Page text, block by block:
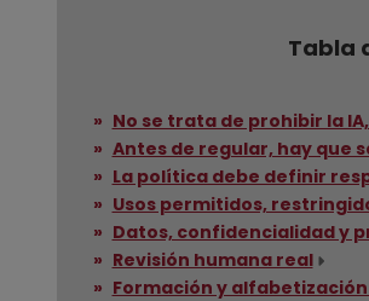
Tabla
No se trata de prohibir la
Antes de regular, hay que
La política debe definir
Usos permitidos,
Datos, confidencialidad y
Revisión humana real
Formación y alfabetización